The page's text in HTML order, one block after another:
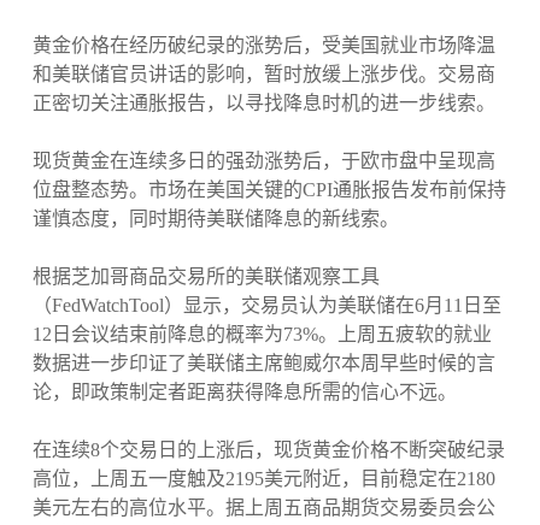
黄金价格在经历破纪录的涨势后，受美国就业市场降温
和美联储官员讲话的影响，暂时放缓上涨步伐。交易商
正密切关注通胀报告，以寻找降息时机的进一步线索。
现货黄金在连续多日的强劲涨势后，于欧市盘中呈现高
位盘整态势。市场在美国关键的CPI通胀报告发布前保持
谨慎态度，同时期待美联储降息的新线索。
根据芝加哥商品交易所的美联储观察工具
（FedWatchTool）显示，交易员认为美联储在6月11日至
12日会议结束前降息的概率为73%。上周五疲软的就业
数据进一步印证了美联储主席鲍威尔本周早些时候的言
论，即政策制定者距离获得降息所需的信心不远。
在连续8个交易日的上涨后，现货黄金价格不断突破纪录
高位，上周五一度触及2195美元附近，目前稳定在2180
美元左右的高位水平。据上周五商品期货交易委员会公